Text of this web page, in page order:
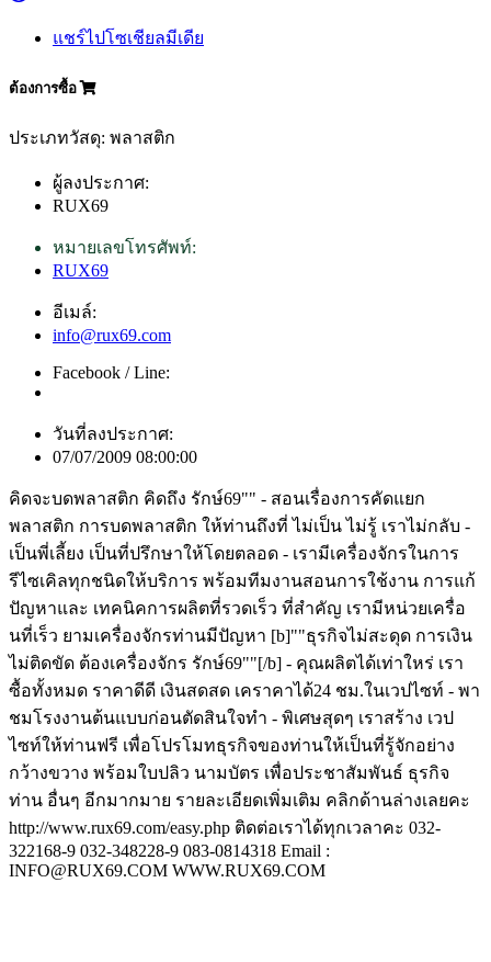
แชร์ไปโซเชียลมีเดีย
ต้องการซื้อ
ประเภทวัสดุ: พลาสติก
ผู้ลงประกาศ:
RUX69
หมายเลขโทรศัพท์:
RUX69
อีเมล์:
info@rux69.com
Facebook / Line:
วันที่ลงประกาศ:
07/07/2009 08:00:00
คิดจะบดพลาสติก คิดถึง รักษ์69"" - สอนเรื่องการคัดแยก
พลาสติก การบดพลาสติก ให้ท่านถึงที่ ไม่เป็น ไม่รู้ เราไม่กลับ -
เป็นพี่เลี้ยง เป็นที่ปรึกษาให้โดยตลอด - เรามีเครื่องจักรในการ
รีไซเคิลทุกชนิดให้บริการ พร้อมทีมงานสอนการใช้งาน การแก้
ปัญหาและ เทคนิคการผลิตที่รวดเร็ว ที่สำคัญ เรามีหน่วยเครื่อ
นที่เร็ว ยามเครื่องจักรท่านมีปัญหา [b]""ธุรกิจไม่สะดุด การเงิน
ไม่ติดขัด ต้องเครื่องจักร รักษ์69""[/b] - คุณผลิตได้เท่าใหร่ เรา
ซื้อทั้งหมด ราคาดีดี เงินสดสด เคราคาได้24 ชม.ในเวปไซท์ - พา
ชมโรงงานต้นแบบก่อนตัดสินใจทำ - พิเศษสุดๆ เราสร้าง เวป
ไซท์ให้ท่านฟรี เพื่อโปรโมทธุรกิจของท่านให้เป็นที่รู้จักอย่าง
กว้างขวาง พร้อมใบปลิว นามบัตร เพื่อประชาสัมพันธ์ ธุรกิจ
ท่าน อื่นๆ อีกมากมาย รายละเอียดเพิ่มเติม คลิกด้านล่างเลยคะ
http://www.rux69.com/easy.php ติดต่อเราได้ทุกเวลาคะ 032-
322168-9 032-348228-9 083-0814318 Email :
INFO@RUX69.COM WWW.RUX69.COM